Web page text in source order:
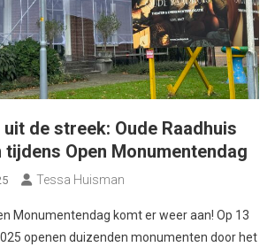
de streek: Oude Raadhuis
tijdens Open Monumentendag
Tessa Huisman
Monumentendag komt er weer aan! Op 13
openen duizenden monumenten door het